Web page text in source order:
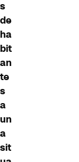
s
de
ha
bit
an
te
s
a
un
a
sit